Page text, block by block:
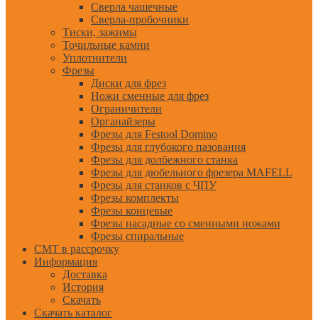
Сверла чашечные
Сверла-пробочники
Тиски, зажимы
Точильные камни
Уплотнители
Фрезы
Диски для фрез
Ножи сменные для фрез
Ограничители
Органайзеры
Фрезы для Festool Domino
Фрезы для глубокого пазования
Фрезы для долбежного станка
Фрезы для дюбельного фрезера MAFELL
Фрезы для станков с ЧПУ
Фрезы комплекты
Фрезы концевые
Фрезы насадные со сменными ножами
Фрезы спиральные
CMT в рассрочку
Информация
Доставка
История
Скачать
Скачать каталог